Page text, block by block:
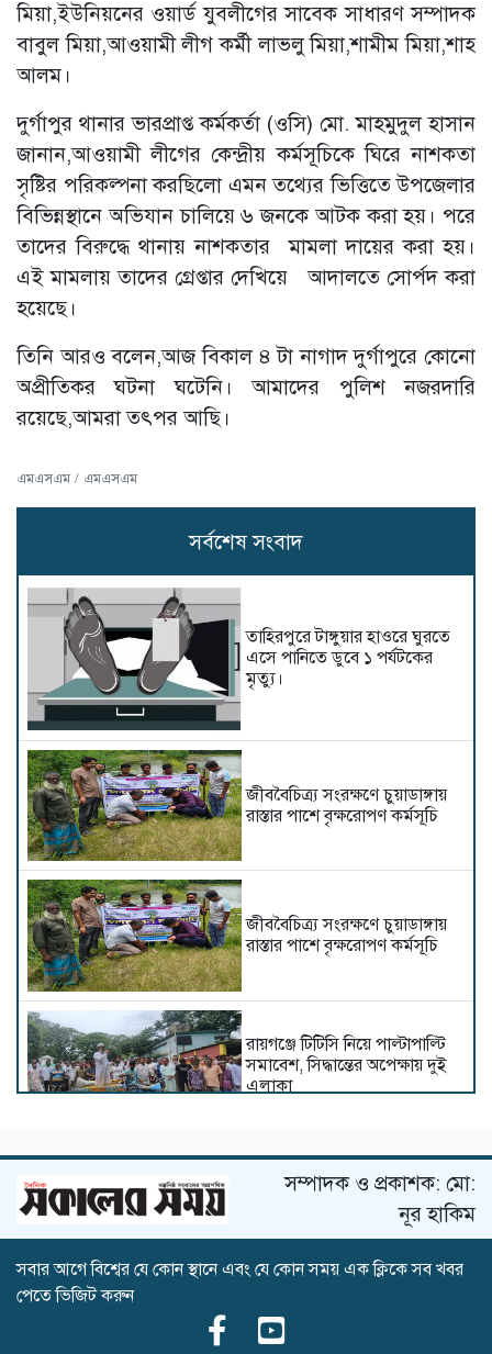
মিয়া,ইউনিয়নের ওয়ার্ড যুবলীগের সাবেক সাধারণ সম্পাদক
বাবুল মিয়া,আওয়ামী লীগ কর্মী লাভলু মিয়া,শামীম মিয়া,শাহ
আলম।
দুর্গাপুর থানার ভারপ্রাপ্ত কর্মকর্তা (ওসি) মো. মাহমুদুল হাসান
জানান,আওয়ামী লীগের কেন্দ্রীয় কর্মসূচিকে ঘিরে নাশকতা
সৃষ্টির পরিকল্পনা করছিলো এমন তথ্যের ভিত্তিতে উপজেলার
বিভিন্নস্থানে অভিযান চালিয়ে ৬ জনকে আটক করা হয়। পরে
তাদের বিরুদ্ধে থানায় নাশকতার মামলা দায়ের করা হয়।
এই মামলায় তাদের গ্রেপ্তার দেখিয়ে আদালতে সোর্পদ করা
হয়েছে।
তিনি আরও বলেন,আজ বিকাল ৪ টা নাগাদ দুর্গাপুরে কোনো
অপ্রীতিকর ঘটনা ঘটেনি। আমাদের পুলিশ নজরদারি
রয়েছে,আমরা তৎপর আছি।
এমএসএম / এমএসএম
সর্বশেষ সংবাদ
তাহিরপুরে টাঙ্গুয়ার হাওরে ঘুরতে
এসে পানিতে ডুবে ১ পর্যটকের
মৃত্যু।
জীববৈচিত্র্য সংরক্ষণে চুয়াডাঙ্গায়
রাস্তার পাশে বৃক্ষরোপণ কর্মসূচি
জীববৈচিত্র্য সংরক্ষণে চুয়াডাঙ্গায়
রাস্তার পাশে বৃক্ষরোপণ কর্মসূচি
রায়গঞ্জে টিটিসি নিয়ে পাল্টাপাল্টি
সমাবেশ, সিদ্ধান্তের অপেক্ষায় দুই
এলাকা
দৌলতপুরে পুলিশ পরিচয়ে ইয়াবা,
নগদ টাকা নিয়ে যাওয়ার অভিযোগ
জলাবদ্ধতায় কাজে আসেনি ১৪০
কোটি টাকার প্রকল্প–ডুবছে ভবদহ
সম্পাদক ও প্রকাশক: মো:
নূর হাকিম
সবার আগে বিশ্বের যে কোন স্থানে এবং যে কোন সময় এক ক্লিকে সব খবর
পেতে ভিজিট করুন